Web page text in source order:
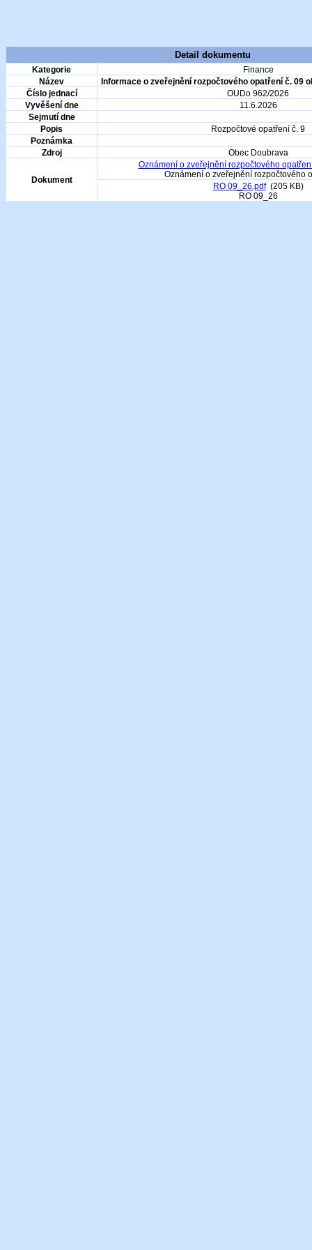
Detail dokumentu
Kategorie
Finance
Název
Informace o zveřejnění rozpočtového opatření č. 09
Číslo jednací
OUDo 962/2026
Vyvěšení dne
11.6.2026
Sejmutí dne
Popis
Rozpočtové opatření č. 9
Poznámka
Zdroj
Obec Doubrava
Dokument
Oznámení o zveřejnění rozpočtového
Oznámení o zveřejnění rozpočtového
RO 09_26.pdf(205 KB)
RO 09_26